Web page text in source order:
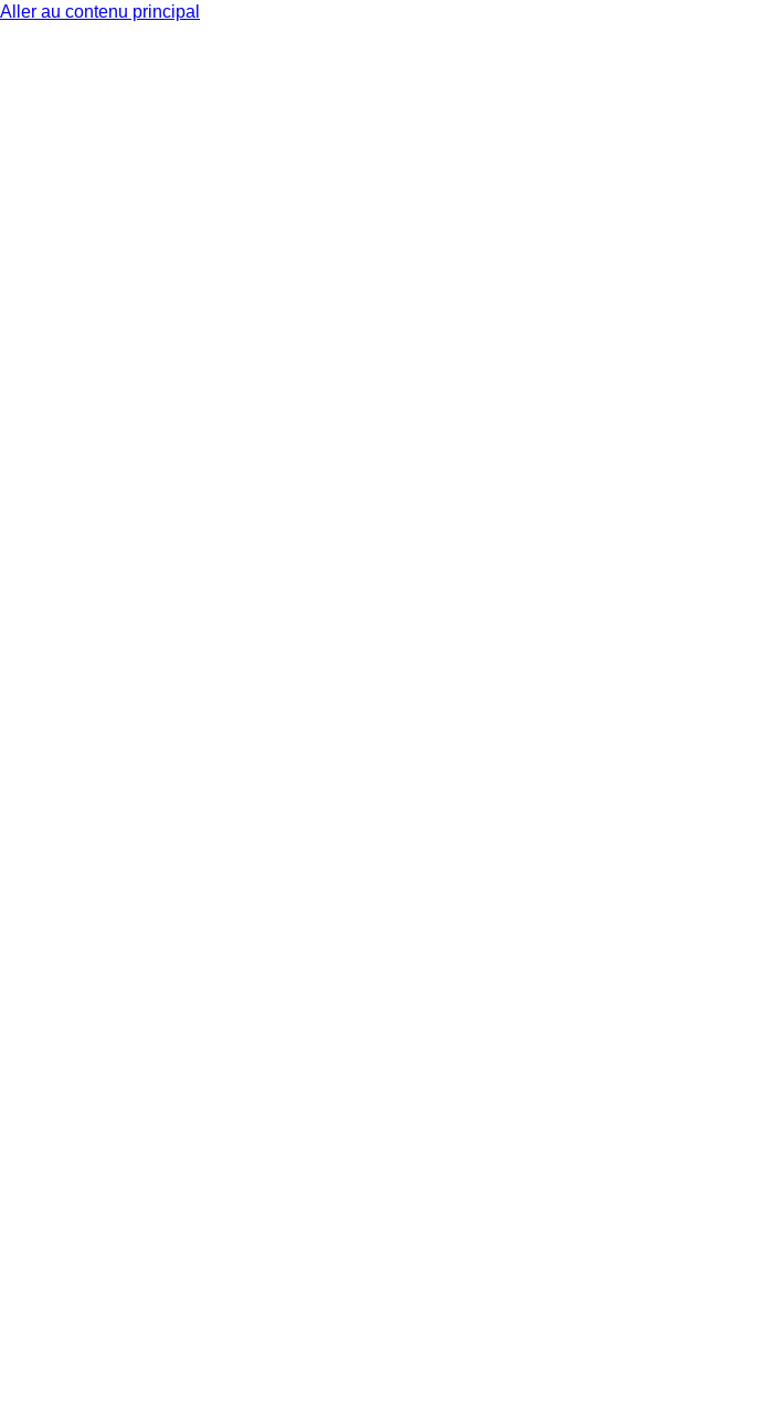
Aller au contenu principal